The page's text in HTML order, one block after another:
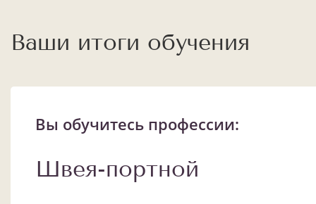
Ваши итоги обучения
Вы обучитесь профессии:
Швея-портной